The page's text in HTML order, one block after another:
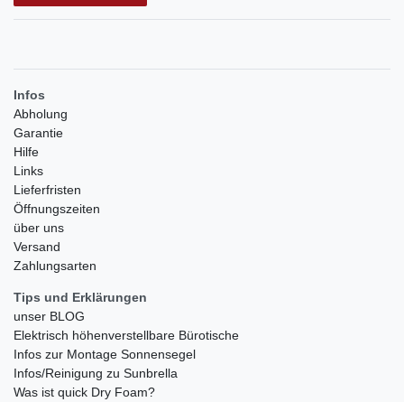
Infos
Abholung
Garantie
Hilfe
Links
Lieferfristen
Öffnungszeiten
über uns
Versand
Zahlungsarten
Tips und Erklärungen
unser BLOG
Elektrisch höhenverstellbare Bürotische
Infos zur Montage Sonnensegel
Infos/Reinigung zu Sunbrella
Was ist quick Dry Foam?